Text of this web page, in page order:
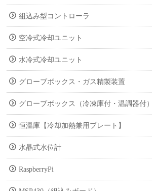
組込み型コントローラ
空冷式冷却ユニット
水冷式冷却ユニット
グローブボックス・ガス精製装置
グローブボックス（冷凍庫付・温調器付）
恒温庫【冷却加熱兼用プレート】
水晶式水位計
RaspberryPi